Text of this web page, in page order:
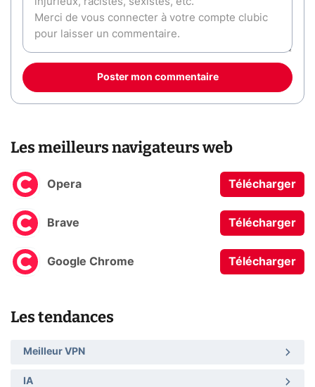
Poster mon commentaire
Les meilleurs navigateurs web
Opera Télécharger
Brave Télécharger
Google Chrome Télécharger
Les tendances
Meilleur VPN
IA